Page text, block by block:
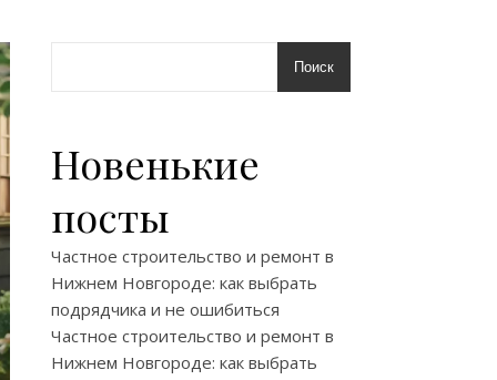
Поиск
Новенькие
посты
Частное строительство и ремонт в
Нижнем Новгороде: как выбрать
подрядчика и не ошибиться
Частное строительство и ремонт в
Нижнем Новгороде: как выбрать